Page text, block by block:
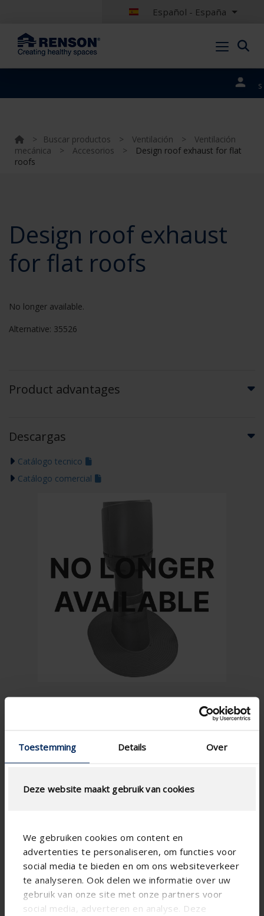
Toestemming Details Over
Deze website maakt gebruik van cookies
We gebruiken cookies om content en
advertenties te personaliseren, om functies voor
social media te bieden en om ons websiteverkeer
te analyseren. Ook delen we informatie over uw
gebruik van onze site met onze partners voor
social media, adverteren en analyse. Deze
Español - España
portales
> Buscar productos > Ventilación >
Ventilación
mecánica
> Accesorios >
Design roof exhaust for flat
roofs
Design roof exhaust
for flat roofs
No longer available.
Alternative: 35526
Product advantages
Descargas
Catálogo tecnico
Catálogo comercial
Diámetro
125
Altura (mm)
753
Posibilidad de montaje
Horizontal
Acoplable